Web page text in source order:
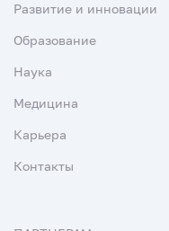
Развитие и инновации
Образование
Наука
Медицина
Карьера
Контакты